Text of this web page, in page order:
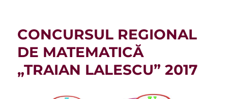
CONCURSUL REGIONAL
DE MATEMATICĂ
„TRAIAN LALESCU” 2017